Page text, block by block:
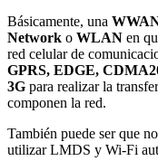
Básicamente, una
Network o WLAN en
red celular de
GPRS, EDGE,
3G para realizar la
componen la red.
También puede ser que
utilizar LMDS y Wi-Fi